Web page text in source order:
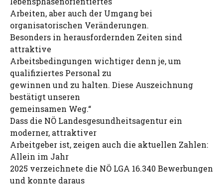
Arbeiten, aber auch der Umgang bei
organisatorischen Veränderungen.
Besonders in herausfordernden Zeiten sind
attraktive
Arbeitsbedingungen wichtiger denn je, um
qualifiziertes Personal zu
gewinnen und zu halten. Diese Auszeichnung
bestätigt unseren
gemeinsamen Weg.“
Dass die NÖ Landesgesundheitsagentur ein
moderner, attraktiver
Arbeitgeber ist, zeigen auch die aktuellen Zahlen:
Allein im Jahr
2025 verzeichnete die NÖ LGA 16.340 Bewerbungen
und konnte daraus